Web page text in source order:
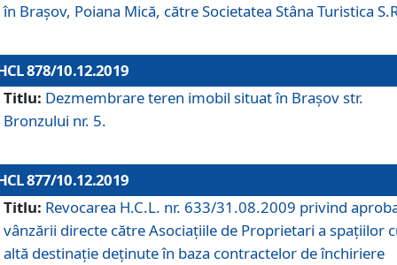
în Brașov, Poiana Mică, către Societatea Stâna Turistica
878/10.12.2019
Titlu: Dezmembrare teren imobil situat în Brașov str.
Bronzului nr. 5.
877/10.12.2019
Titlu: Revocarea H.C.L. nr. 633/31.08.2009 privind
vânzării directe către Asociațiile de Proprietari a spațiilor
altă destinație deținute în baza contractelor de închiriere